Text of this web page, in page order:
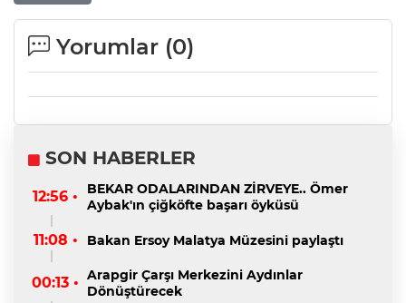
Yorumlar (0)
SON HABERLER
12:56 •
BEKAR ODALARINDAN ZİRVEYE.. Ömer
Aybak'ın çiğköfte başarı öyküsü
11:08 • Bakan Ersoy Malatya Müzesini paylaştı
00:13 • Arapgir Çarşı Merkezini Aydınlar
Dönüştürecek